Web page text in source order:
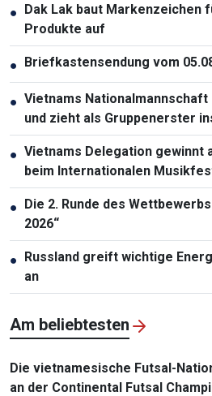
● Dak Lak baut Markenzeichen
Produkte auf
● Briefkastensendung vom
● Vietnams
und zieht als Gruppenerster
● Vietnams Delegation gewinnt
beim Internationalen
● Die 2. Runde des
2026“
● Russland greift wichtige
an
Am beliebtesten
Die vietnamesische Futsal-
an der Continental Futsal